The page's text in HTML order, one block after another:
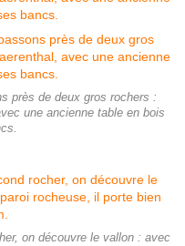
près de deux gros rochers :
une ancienne table en bois
on découvre le vallon : avec